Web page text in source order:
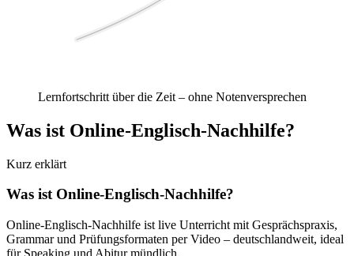
Lernfortschritt über die Zeit – ohne Notenversprechen
Was ist Online-Englisch-Nachhilfe?
Kurz erklärt
Was ist Online-Englisch-Nachhilfe?
Online-Englisch-Nachhilfe ist live Unterricht mit Gesprächspraxis,
Grammar und Prüfungsformaten per Video – deutschlandweit, ideal
für Speaking und Abitur mündlich.